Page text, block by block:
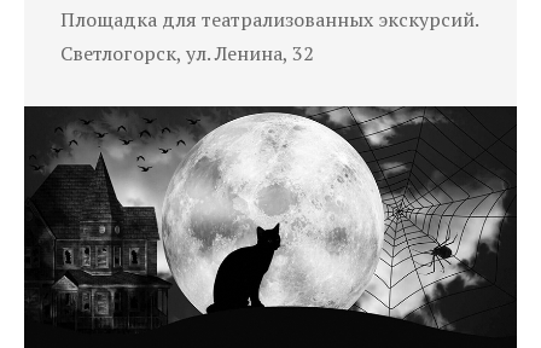
Площадка для театрализованных экскурсий.
Светлогорск, ул. Ленина, 32